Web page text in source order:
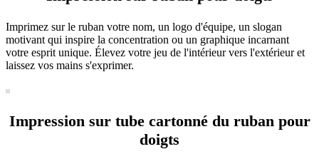
Imprimez sur le ruban votre nom, un logo d'équipe, un slogan
motivant qui inspire la concentration ou un graphique incarnant
votre esprit unique. Élevez votre jeu de l'intérieur vers l'extérieur et
laissez vos mains s'exprimer.
Impression sur tube cartonné du ruban pour
doigts